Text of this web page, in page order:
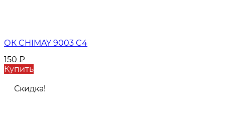
ОК CHIMAY 9003 C4
150 ₽
Купить
Скидка!